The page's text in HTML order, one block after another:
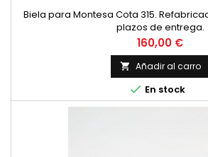
Biela para Montesa Cota 315.
plazos de entrega.
Precio
160,00 €
 Añadir al carro
 En stock